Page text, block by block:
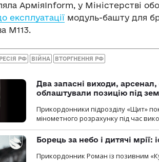
АрміяInform, у Міністерстві
експлуатації модуль-башту для
М113.
РФ ВІЙНА ВТОРГНЕННЯ РФ
Два запасні виходи,
облаштували позицію під
Прикордонники підрозділу «Щит»
мінометного розрахунку під час
Борець за небо і дитячі
Прикордонник Роман із позивним